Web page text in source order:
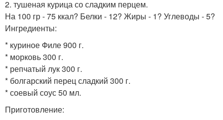
2. тушеная курица со сладким перцем.
На 100 гр - 75 ккал? Белки - 12? Жиры - 1? Углеводы - 5?
Ингредиенты:
* куриное Филе 900 г.
* морковь 300 г.
* репчатый лук 300 г.
* болгарский перец сладкий 300 г.
* соевый соус 50 мл.
Приготовление: